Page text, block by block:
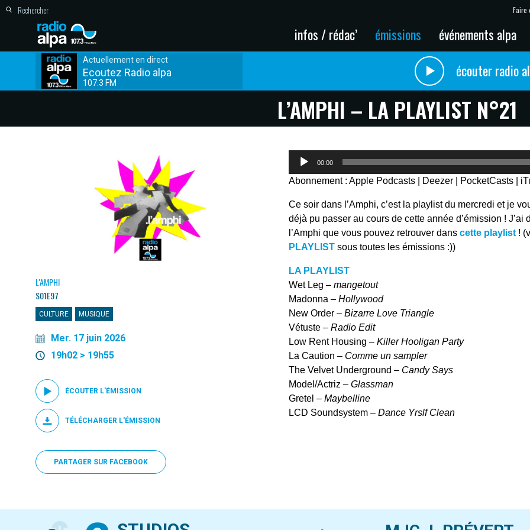
Faire
infos / rédac’ émissions événements alpa
Actuellement en direct
Ecoutez Radio alpa
107.3 FM
écouter radio
L’AMPHI – LA PLAYLIST N°21
L'AMPHI
S01E97
CULTURE MUSIQUE
Mer. 17 juin 2026
19h02 > 19h55
ÉCOUTER L'ÉMISSION
TÉLÉCHARGER L'ÉMISSION
PARTAGER SUR FACEBOOK
Lecteur
00:00
Abonnement :Apple Podcasts Deezer PocketCasts
Ce soir dans l’Amphi, c’est la playlist du mercredi et je
déjà pu passer au cours de cette année d’émission !
l’Amphi que vous pouvez retrouver danscette playlist !
PLAYLIST sous toutes les émissions :))
LA PLAYLIST
Wet Leg –mangetout
Madonna –Hollywood
New Order –Bizarre Love Triangle
Vétuste –Radio Edit
Low Rent Housing –Killer Hooligan Party
La Caution – Comme un sampler
The Velvet Underground – Candy Says
Model/Actriz –Glassman
Gretel –Maybelline
LCD Soundsystem –Dance Yrslf Clean